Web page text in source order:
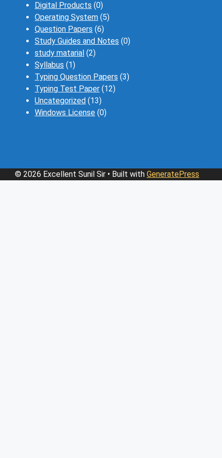
Digital Products (0)
Operating System (5)
Question Papers (6)
Study Guides and Notes (0)
study matarial (2)
Syllabus (1)
Typing Question Papers (3)
Typing Test Paper (12)
Uncategorized (13)
Windows License (0)
© 2026 Excellent Sunil Sir • Built with GeneratePress